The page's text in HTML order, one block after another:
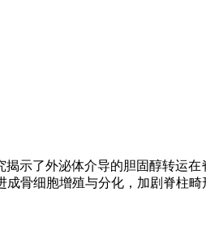
示了外泌体介导的胆固醇转运
骨细胞增殖与分化，加剧脊柱